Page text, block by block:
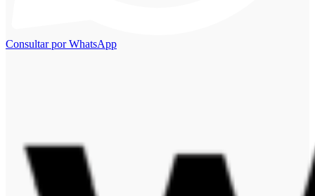
Consultar por WhatsApp